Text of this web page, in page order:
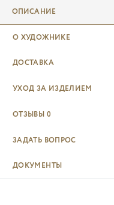
ОПИСАНИЕ
О ХУДОЖНИКЕ
ДОСТАВКА
УХОД ЗА ИЗДЕЛИЕМ
ОТЗЫВЫ 0
ЗАДАТЬ ВОПРОС
ДОКУМЕНТЫ